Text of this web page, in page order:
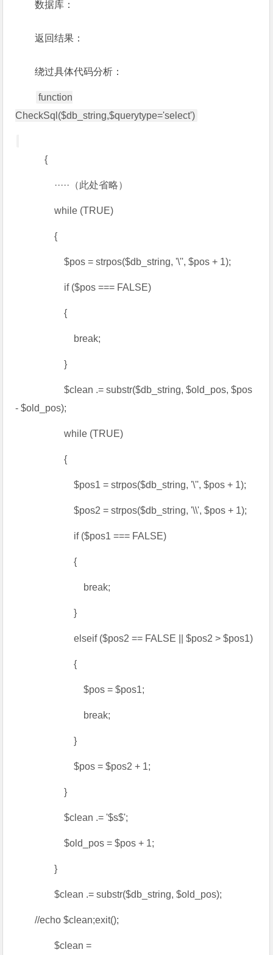
数据库：
返回结果：
绕过具体代码分析：
function
CheckSql($db_string,$querytype='select')
{
·····（此处省略）
while (TRUE)
{
$pos = strpos($db_string, '\'', $pos + 1);
if ($pos === FALSE)
{
break;
}
$clean .= substr($db_string, $old_pos, $pos
- $old_pos);
while (TRUE)
{
$pos1 = strpos($db_string, '\'', $pos + 1);
$pos2 = strpos($db_string, '\\', $pos + 1);
if ($pos1 === FALSE)
{
break;
}
elseif ($pos2 == FALSE || $pos2 > $pos1)
{
$pos = $pos1;
break;
}
$pos = $pos2 + 1;
}
$clean .= '$s$';
$old_pos = $pos + 1;
}
$clean .= substr($db_string, $old_pos);
//echo $clean;exit();
$clean =